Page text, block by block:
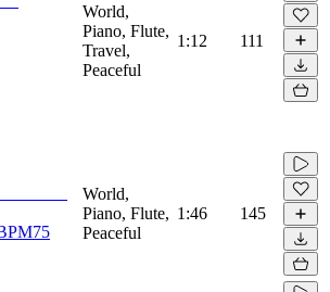
World,
Piano, Flute,
Travel,
Peaceful
1:12 111
World,
Piano, Flute,
Peaceful
1:46 145